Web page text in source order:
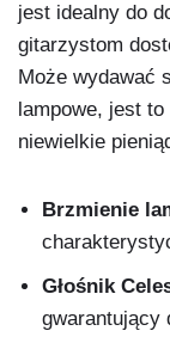
jest idealny do
gitarzystom
Może wydawać
lampowe, jest
niewielkie
Brzmienie
Głośnik
gwarantujący